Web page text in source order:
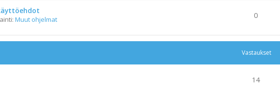
Muut ohjelmat 0
Vastaukset
14